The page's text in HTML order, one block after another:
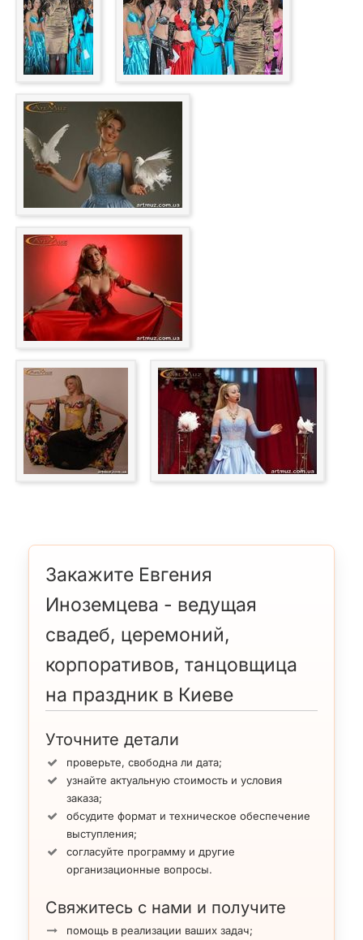
Закажите Евгения
Иноземцева - ведущая
свадеб, церемоний,
корпоративов, танцовщица
на праздник в Киеве
Уточните детали
проверьте, свободна ли дата;
узнайте актуальную стоимость и условия
заказа;
обсудите формат и техническое обеспечение
выступления;
согласуйте программу и другие
организационные вопросы.
Свяжитесь с нами и получите
помощь в реализации ваших задач;